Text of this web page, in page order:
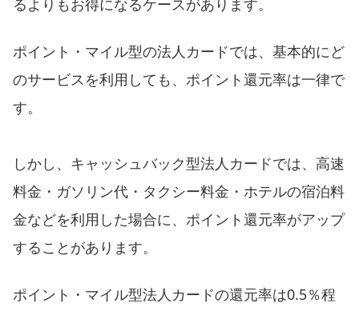
ポイント・マイル型の法人カードでは、基本的にど
のサービスを利用しても、ポイント還元率は一律で
す。
しかし、キャッシュバック型法人カードでは、高速
料金・ガソリン代・タクシー料金・ホテルの宿泊料
金などを利用した場合に、ポイント還元率がアップ
することがあります。
ポイント・マイル型法人カードの還元率は0.5％程